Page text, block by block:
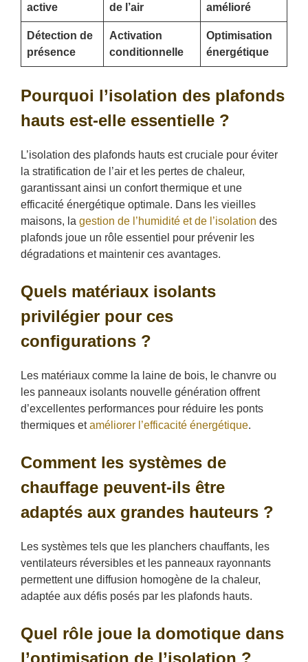
active
de l’air
amélioré
Détection de
présence
Activation
conditionnelle
Optimisation
énergétique
Pourquoi l’isolation des plafonds
hauts est-elle essentielle ?
L’isolation des plafonds hauts est cruciale pour éviter
la stratification de l’air et les pertes de chaleur,
garantissant ainsi un confort thermique et une
efficacité énergétique optimale. Dans les vieilles
maisons, la gestion de l’humidité et de l’isolation des
plafonds joue un rôle essentiel pour prévenir les
dégradations et maintenir ces avantages.
Quels matériaux isolants
privilégier pour ces
configurations ?
Les matériaux comme la laine de bois, le chanvre ou
les panneaux isolants nouvelle génération offrent
d’excellentes performances pour réduire les ponts
thermiques etaméliorer l’efficacité énergétique.
Comment les systèmes de
chauffage peuvent-ils être
adaptés aux grandes hauteurs ?
Les systèmes tels que les planchers chauffants, les
ventilateurs réversibles et les panneaux rayonnants
permettent une diffusion homogène de la chaleur,
adaptée aux défis posés par les plafonds hauts.
Quel rôle joue la domotique dans
l’optimisation de l’isolation ?